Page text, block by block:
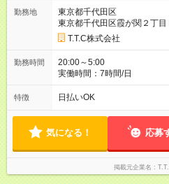
勤務地
東京都千代田区
東京都千代田区霞が関２丁目
T.T.C株式会社
勤務時間
20:00～5:00
実働時間：7時間/日
特徴 日払いOK
気になる！ 応募
掲載元企業名